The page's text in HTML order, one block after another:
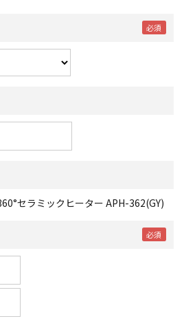
セラミックヒーター APH-362(GY)